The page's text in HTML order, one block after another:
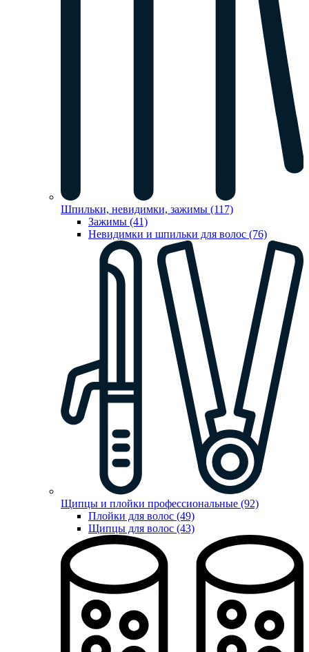
Шпильки, невидимки, зажимы (117)
Зажимы (41)
Невидимки и шпильки для волос (76)
Щипцы и плойки профессиональные (92)
Плойки для волос (49)
Щипцы для волос (43)